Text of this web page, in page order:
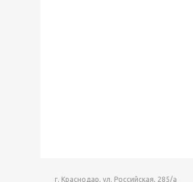
г. Краснодар, ул. Российская, 285/а